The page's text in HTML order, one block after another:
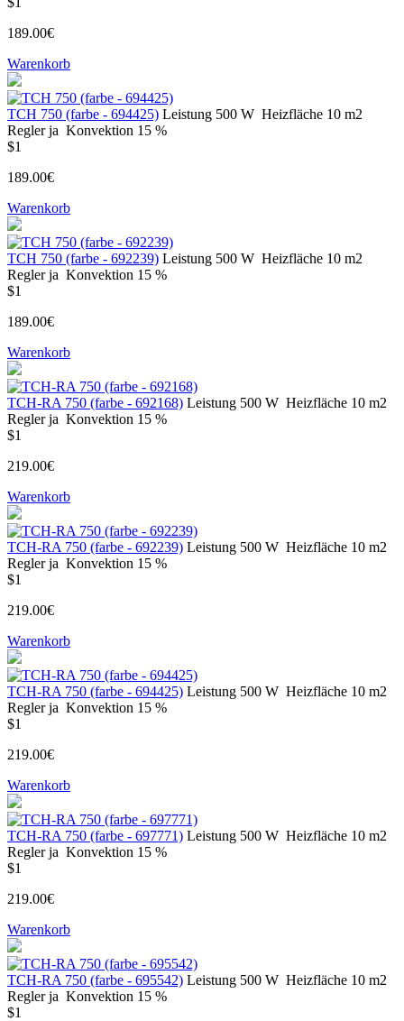
189.00€
Warenkorb
TCH 750 (farbe - 694425) Leistung 500 W Heizfläche 10 m2
Regler ja Konvektion 15 %
$1
189.00€
Warenkorb
TCH 750 (farbe - 692239) Leistung 500 W Heizfläche 10 m2
Regler ja Konvektion 15 %
$1
189.00€
Warenkorb
TCH-RA 750 (farbe - 692168) Leistung 500 W Heizfläche 10 m2
Regler ja Konvektion 15 %
$1
219.00€
Warenkorb
TCH-RA 750 (farbe - 692239) Leistung 500 W Heizfläche 10 m2
Regler ja Konvektion 15 %
$1
219.00€
Warenkorb
TCH-RA 750 (farbe - 694425) Leistung 500 W Heizfläche 10 m2
Regler ja Konvektion 15 %
$1
219.00€
Warenkorb
TCH-RA 750 (farbe - 697771) Leistung 500 W Heizfläche 10 m2
Regler ja Konvektion 15 %
$1
219.00€
Warenkorb
TCH-RA 750 (farbe - 695542) Leistung 500 W Heizfläche 10 m2
Regler ja Konvektion 15 %
$1